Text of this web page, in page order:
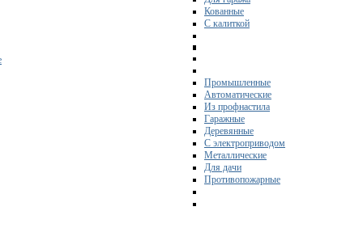
Кованные
С калиткой
Промышленные
Автоматические
Из профнастила
Гаражные
Деревянные
С электроприводом
Металлические
Для дачи
Противопожарные